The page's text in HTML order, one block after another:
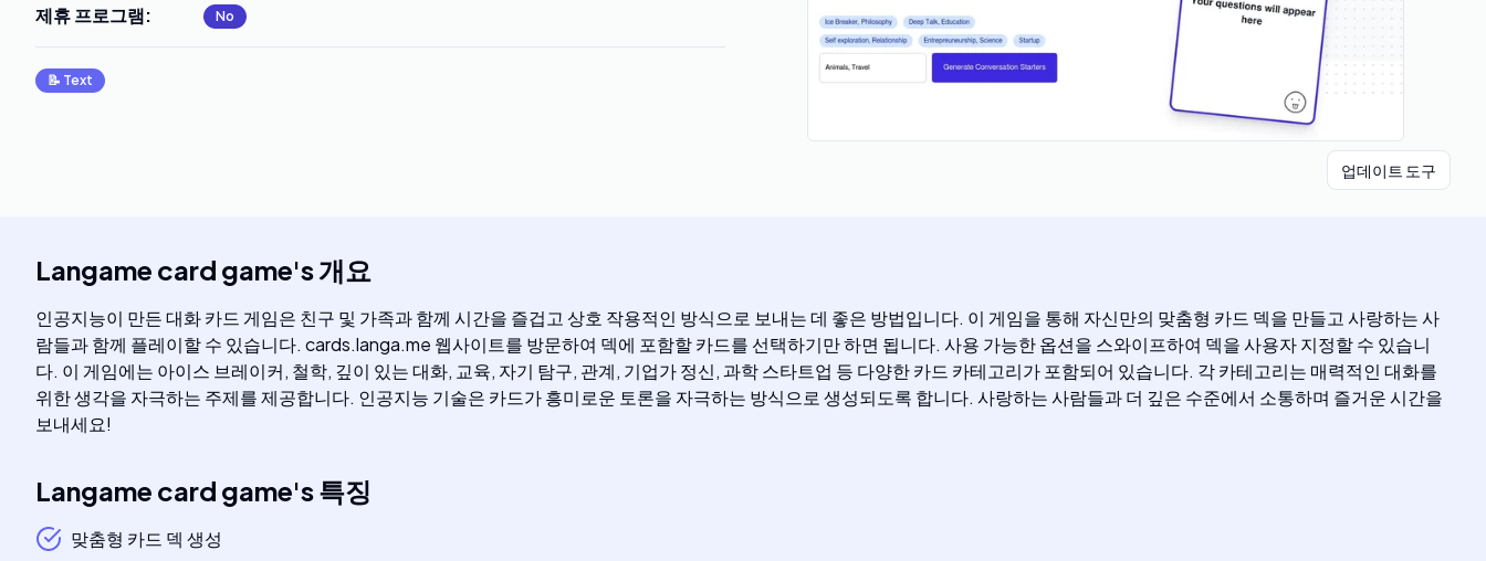
제휴 프로그램: No
📝 Text
업데이트 도구
Langame card game's개요
인공지능이 만든 대화 카드 게임은 친구 및 가족과 함께 시간을 즐겁고 상호 작용적인 방식으로 보내는 데 좋은 방법입니다. 이 게임을 통해 자신만의 맞춤형 카드 덱을 만들고 사랑하는 사
람들과 함께 플레이할 수 있습니다. cards.langa.me 웹사이트를 방문하여 덱에 포함할 카드를 선택하기만 하면 됩니다. 사용 가능한 옵션을 스와이프하여 덱을 사용자 지정할 수 있습니
다. 이 게임에는 아이스 브레이커, 철학, 깊이 있는 대화, 교육, 자기 탐구, 관계, 기업가 정신, 과학 스타트업 등 다양한 카드 카테고리가 포함되어 있습니다. 각 카테고리는 매력적인 대화를
위한 생각을 자극하는 주제를 제공합니다. 인공지능 기술은 카드가 흥미로운 토론을 자극하는 방식으로 생성되도록 합니다. 사랑하는 사람들과 더 깊은 수준에서 소통하며 즐거운 시간을
보내세요!
Langame card game's특징
맞춤형 카드 덱 생성